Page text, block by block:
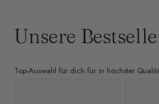
Unsere
Top-Auswahl für dich für in höchster